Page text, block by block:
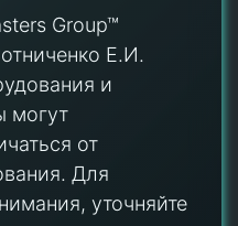
Group™
Е.И.
и
могут
от
Для
уточняйте